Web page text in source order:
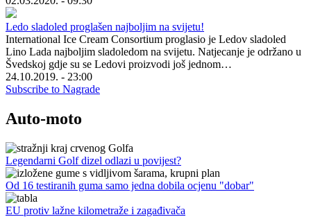
Ledo sladoled proglašen najboljim na svijetu!
International Ice Cream Consortium proglasio je Ledov sladoled
Lino Lada najboljim sladoledom na svijetu. Natjecanje je održano u
Švedskoj gdje su se Ledovi proizvodi još jednom…
24.10.2019. - 23:00
Subscribe to Nagrade
Auto-moto
Legendarni Golf dizel odlazi u povijest?
Od 16 testiranih guma samo jedna dobila ocjenu "dobar"
EU protiv lažne kilometraže i zagađivača